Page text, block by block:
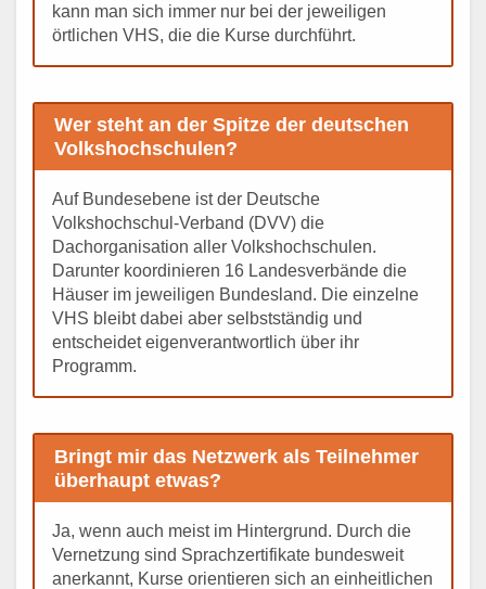
kann man sich immer nur bei der jeweiligen
örtlichen VHS, die die Kurse durchführt.
Wer steht an der Spitze der deutschen
Volkshochschulen?
Auf Bundesebene ist der Deutsche
Volkshochschul-Verband (DVV) die
Dachorganisation aller Volkshochschulen.
Darunter koordinieren 16 Landesverbände die
Häuser im jeweiligen Bundesland. Die einzelne
VHS bleibt dabei aber selbstständig und
entscheidet eigenverantwortlich über ihr
Programm.
Bringt mir das Netzwerk als Teilnehmer
überhaupt etwas?
Ja, wenn auch meist im Hintergrund. Durch die
Vernetzung sind Sprachzertifikate bundesweit
anerkannt, Kurse orientieren sich an einheitlichen